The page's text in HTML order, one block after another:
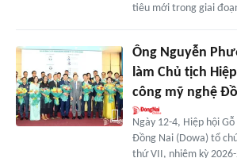
tiêu mới trong giai
Ông Nguyễn
làm Chủ tịch
công mỹ nghệ
Ngày 12-4, Hiệp hội
Đồng Nai (Dowa) tổ
thứ VII, nhiệm kỳ